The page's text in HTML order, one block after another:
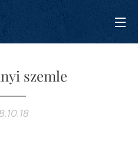
szemle